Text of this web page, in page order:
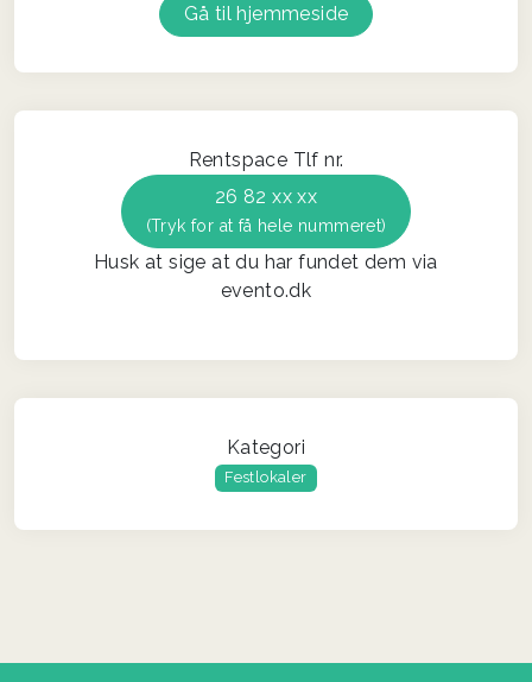
Gå til hjemmeside
Rentspace Tlf nr.
26 82 xx xx
(Tryk for at få hele nummeret)
Husk at sige at du har fundet dem via
evento.dk
Kategori
Festlokaler